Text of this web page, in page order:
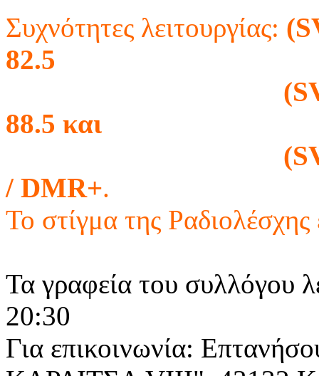
Συχνότητες λειτουργίας:
82.5
(SV4D RU4 )
88.5 και
(SV4R RU96B
/ DMR+.
Το στίγμα της Ραδιολέσχης
Τα γραφεία του συλλόγου
20:30
Για επικοινωνία: